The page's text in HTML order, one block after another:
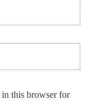
in this browser for